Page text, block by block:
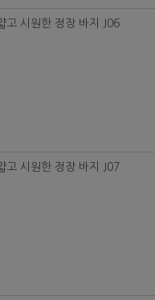
고 시원한 정장 바지 J06
고 시원한 정장 바지 J07